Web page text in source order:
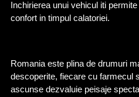
Inchirierea unui vehicul iti
confort in timpul calatoriei.
Romania este plina de drumuri
descoperite, fiecare cu farmecul
ascunse dezvaluie peisaje